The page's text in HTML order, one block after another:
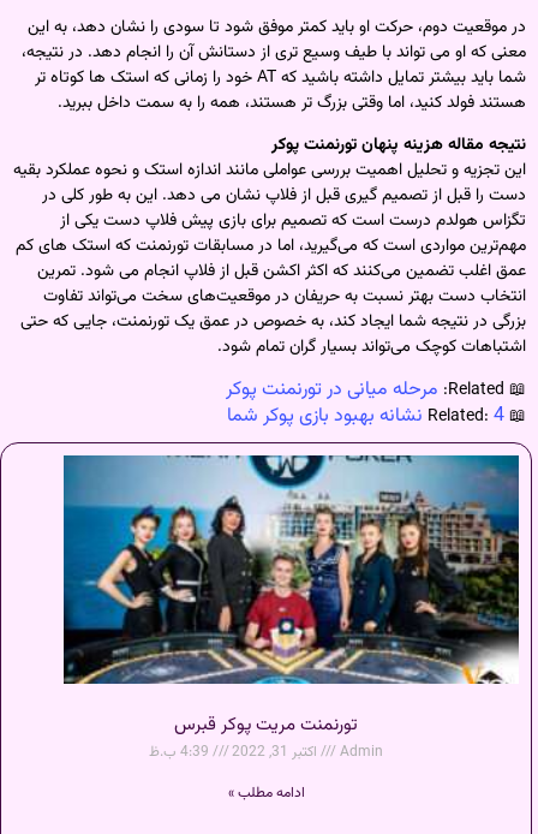
در موقعیت دوم، حرکت او باید کمتر موفق شود تا سودی را نشان دهد، به این
معنی که او می تواند با طیف وسیع تری از دستانش آن را انجام دهد. در نتیجه،
شما باید بیشتر تمایل داشته باشید که AT خود را زمانی که استک ها کوتاه‌ تر
هستند فولد کنید، اما وقتی بزرگ‌ تر هستند، همه را به سمت داخل ببرید.
نتیجه مقاله هزینه پنهان تورنمنت پوکر
این تجزیه و تحلیل اهمیت بررسی عواملی مانند اندازه استک و نحوه عملکرد بقیه
دست را قبل از تصمیم گیری قبل از فلاپ نشان می دهد. این به طور کلی در
تگزاس هولدم درست است که تصمیم برای بازی پیش فلاپ دست یکی از
مهم‌ترین مواردی است که می‌گیرید، اما در مسابقات تورنمنت که استک های کم‌
عمق اغلب تضمین می‌کنند که اکثر اکشن قبل از فلاپ انجام می شود. تمرین
انتخاب دست بهتر نسبت به حریفان در موقعیت‌های سخت می‌تواند تفاوت
بزرگی در نتیجه شما ایجاد کند، به خصوص در عمق یک تورنمنت، جایی که حتی
اشتباهات کوچک می‌تواند بسیار گران تمام شود.
📖 Related:
مرحله میانی در تورنمنت پوکر
📖 Related:4 نشانه بهبود بازی پوکر شما
تورنمنت مریت پوکر قبرس
Admin اکتبر 31, 2022
ادامه مطلب »